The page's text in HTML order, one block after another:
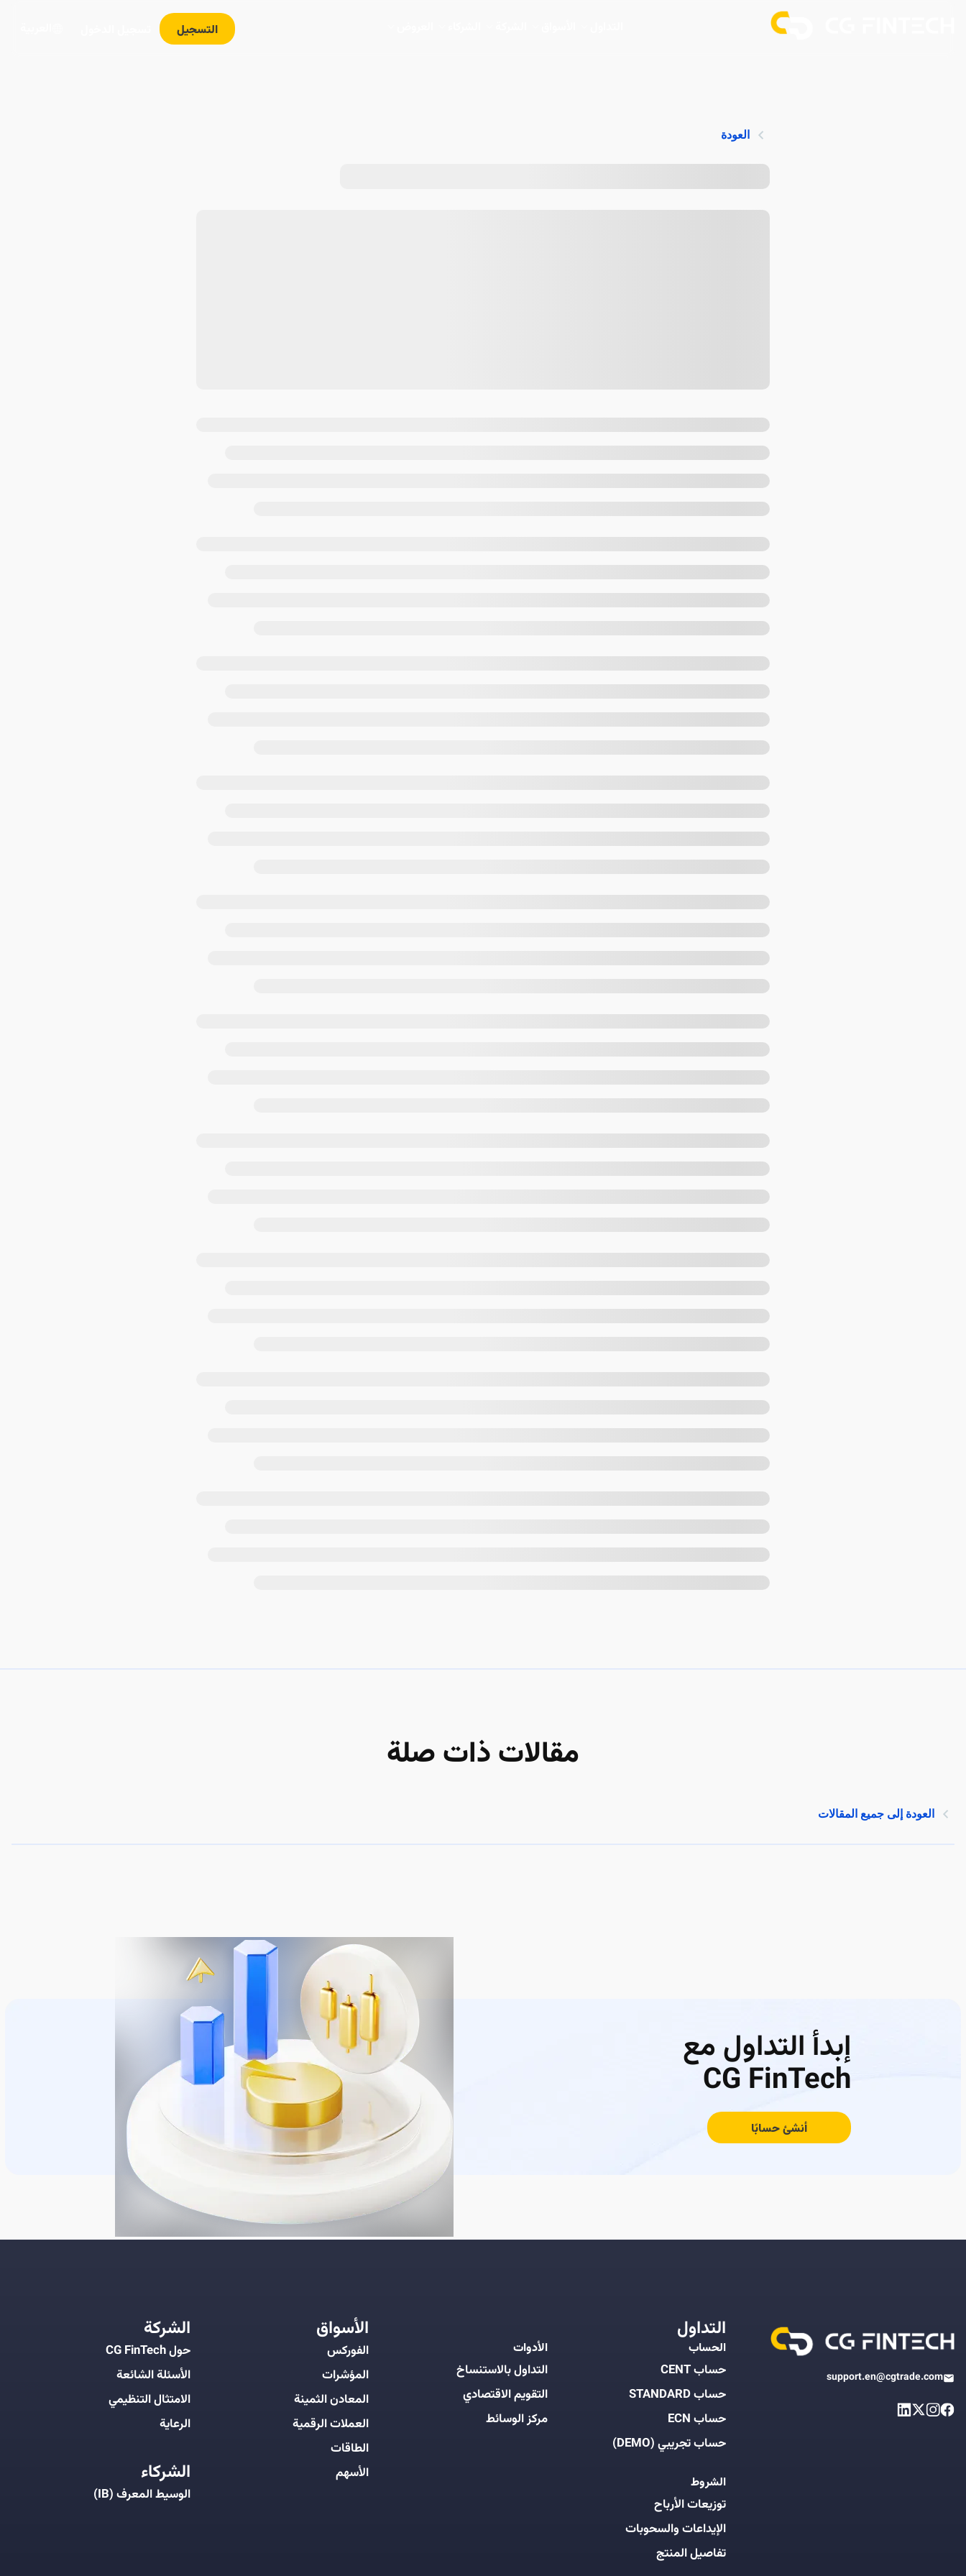
التسجيل
العودة
مقالات ذات صلة
العودة إلى جميع المقالات
إبدأ التداول مع
CG FinTech
أنشئ حسابًا
support.en@cgtrade.com
التداول
الحساب
حساب CENT
حساب STANDARD
حساب ECN
حساب تجريبي (DEMO)
الشروط
توزيعات الأرباح
الإيداعات والسحوبات
تفاصيل المنتج
الأدوات
التداول بالاستنساخ
التقويم الاقتصادي
مركز الوسائط
الأسواق
الفوركس
المؤشرات
المعادن الثمينة
العملات الرقمية
الطاقات
الأسهم
الشركة
حول CG FinTech
الأسئلة الشائعة
الامتثال التنظيمي
الرعاية
الشركاء
الوسيط المعرف (IB)